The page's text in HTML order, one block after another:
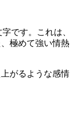
です。これは、
極めて強い情熱
がるような感情